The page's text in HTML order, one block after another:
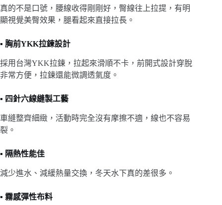
真的不是口號，腰線收得剛剛好，臀線往上拉提，有明
顯視覺美臀效果，腿看起來直接拉長。
▪️ 胸前YKK拉鍊設計
採用台灣YKK拉鍊，拉起來滑順不卡，前開式設計穿脫
非常方便，拉鍊還能微調透氣度。
▪️ 四針六線縫製工藝
車縫整齊細緻，活動時完全沒有摩擦不適，線也不容易
裂。
▪️ 隔熱性能佳
減少進水、減緩熱量交換，冬天水下真的差很多。
▪️ 霧感彈性布料